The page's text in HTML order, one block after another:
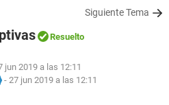
Siguiente Tema
Resuelto
jun 2019 a las 12:11
- 27 jun 2019 a las 12:11